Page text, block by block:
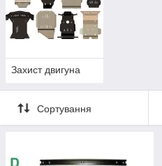
Захист двигуна
Сортування